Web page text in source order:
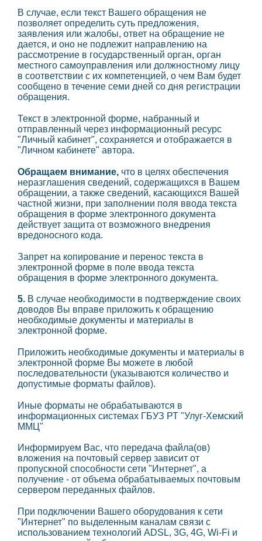
В случае, если текст Вашего обращения не
позволяет определить суть предложения,
заявления или жалобы, ответ на обращение не
дается, и оно не подлежит направлению на
рассмотрение в государственный орган, орган
местного самоуправления или должностному лицу
в соответствии с их компетенцией, о чем Вам будет
сообщено в течение семи дней со дня регистрации
обращения.
Текст в электронной форме, набранный и
отправленный через информационный ресурс
"Личный кабинет", сохраняется и отображается в
"Личном кабинете" автора.
Обращаем внимание, что в целях обеспечения
неразглашения сведений, содержащихся в Вашем
обращении, а также сведений, касающихся Вашей
частной жизни, при заполнении поля ввода текста
обращения в форме электронного документа
действует защита от возможного внедрения
вредоносного кода.
Запрет на копирование и перенос текста в
электронной форме в поле ввода текста
обращения в форме электронного документа.
5. В случае необходимости в подтверждение своих
доводов Вы вправе приложить к обращению
необходимые документы и материалы в
электронной форме.
Приложить необходимые документы и материалы в
электронной форме Вы можете в любой
последовательности (указываются количество и
допустимые форматы файлов).
Иные форматы не обрабатываются в
информационных системах ГБУЗ РТ "Улуг-Хемский
ММЦ"
Информируем Вас, что передача файла(ов)
вложения на почтовый сервер зависит от
пропускной способности сети "Интернет", а
получение - от объема обрабатываемых почтовым
сервером переданных файлов.
При подключении Вашего оборудования к сети
"Интернет" по выделенным каналам связи с
использованием технологий ADSL, 3G, 4G, Wi-Fi и